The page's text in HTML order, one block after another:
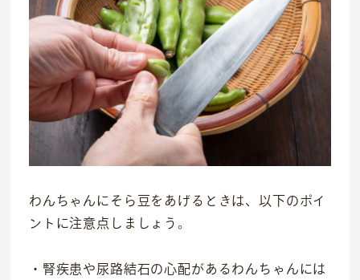
わんちゃんにそら豆をあげるときは、以下のポイ
ントに注意点しましょう。
・腎疾患や尿路結石の心配があるわんちゃんには